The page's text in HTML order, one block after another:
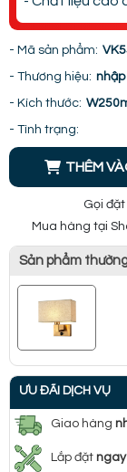
- Mã sản phẩm:
- Thương hiệu:
- Kích thước:
- Tình trạng:
THÊM
Gọi
Mua hàng tại
Sản phẩm
ƯU ĐÃI DỊCH VỤ
Giao hàng
Lắp đặt